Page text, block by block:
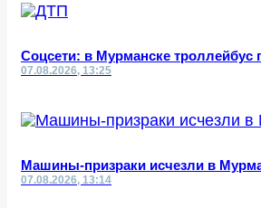
Соцсети: в Мурманске троллейбус
07.08.2026, 13:25
Машины-призраки исчезли в
07.08.2026, 13:14